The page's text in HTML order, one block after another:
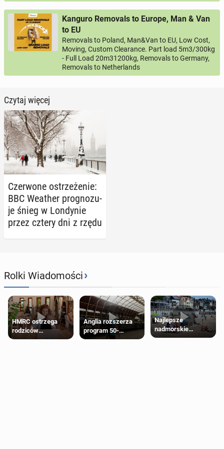
Kanguro Removals to Europe, Man & Van
to EU
Removals to Poland, Man&Van to EU, Low Cost,
Moving, Custom Clearance. Part load 5m3/300kg
- Full Load 20m31200kg, Removals to Germany,
Removals to Netherlands
Czytaj więcej
Czer­wo­ne ostrze­że­nie:
BBC Weather pro­gno­zu­
je śnieg w Lon­dy­nie
przez cztery dni z rzędu
Rolki Wiadomości›
HMRC ostrzega
rodziców
pobierających Child
Anglia rozszerza
program 50-
procentowych
Najlepsze
nadmorskie
miasteczko blisko